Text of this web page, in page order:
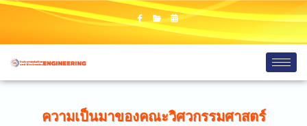
ความเป็นมาของคณะวิศวกรรมศาสตร์